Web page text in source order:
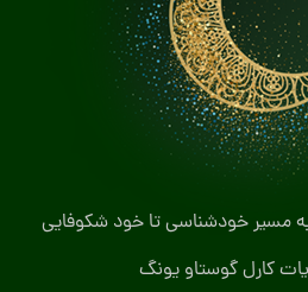
به مسیر خودشناسی تا خود شکوفایی
کارل گوستاو یونگ